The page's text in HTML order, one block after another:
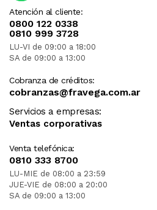
Atención al cliente:
0800 122 0338
0810 999 3728
LU-VI de 09:00 a 18:00
SA de 09:00 a 13:00
Cobranza de créditos:
cobranzas@fravega.com.ar
Servicios a empresas:
Ventas corporativas
Venta telefónica:
0810 333 8700
LU-MIE de 08:00 a 23:59
JUE-VIE de 08:00 a 20:00
SA de 09:00 a 13:00